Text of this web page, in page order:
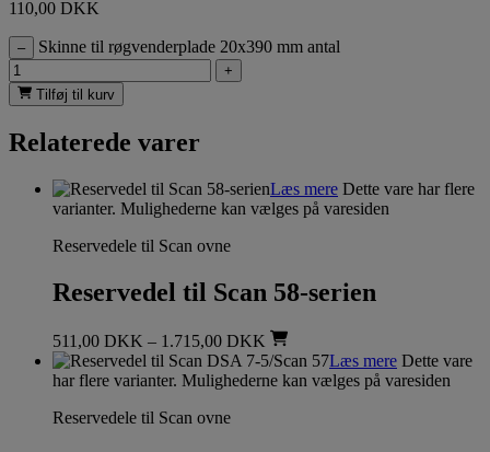
110,00 DKK
– Skinne til røgvenderplade 20x390 mm antal
+
Tilføj til kurv
Relaterede varer
Læs mere Dette vare har flere
varianter. Mulighederne kan vælges på varesiden
Reservedele til Scan ovne
Reservedel til Scan 58-serien
511,00 DKK – 1.715,00 DKK
Læs mere Dette vare
har flere varianter. Mulighederne kan vælges på varesiden
Reservedele til Scan ovne